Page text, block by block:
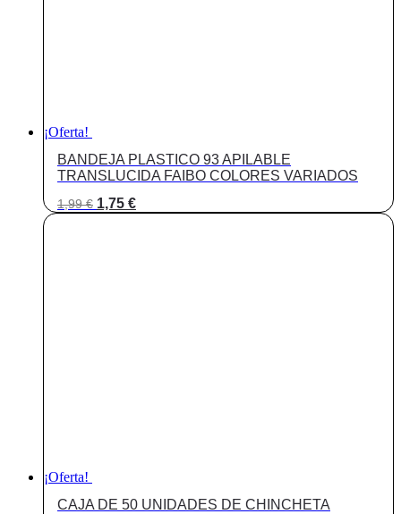
¡Oferta!
BANDEJA PLASTICO 93 APILABLE
TRANSLUCIDA FAIBO COLORES VARIADOS
1,99€ El
precio
1,75 €El
precio
¡Oferta!
CAJA DE 50 UNIDADES DE CHINCHETA